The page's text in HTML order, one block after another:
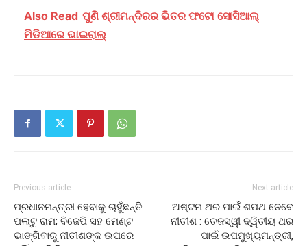
Also Read ପୁଣି ଶ୍ରୀମନ୍ଦିରର ଭିତର ଫଟୋ ସୋସିଆଲ୍‌
ମିଡିଆରେ ଭାଇରାଲ୍
Previous article
ପ୍ରଧାନମନ୍ତ୍ରୀ ହେବାକୁ ଚାହୁଁଛନ୍ତି
ପଲଟୁ ରାମ; ବିଜେପି ସହ ମେଣ୍ଟ
ଭାଙ୍ଗିବାରୁ ନୀତୀଶଙ୍କ ଉପରେ
Next article
ଅଷ୍ଟମ ଥର ପାଇଁ ଶପଥ ନେବେ
ନୀତୀଶ : ତେଜସ୍ୱୀ ଦ୍ୱିତୀୟ ଥର
ପାଇଁ ଉପମୁଖ୍ୟମନ୍ତ୍ରୀ,